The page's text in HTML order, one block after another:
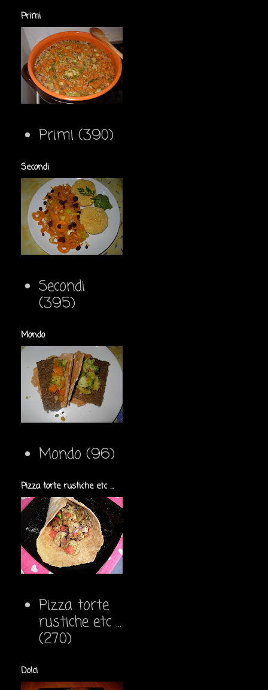
Primi
Primi (390)
Secondi
Secondi
(395)
Mondo
Mondo (96)
Pizza torte rustiche etc ...
Pizza torte
rustiche etc ...
(270)
Dolci